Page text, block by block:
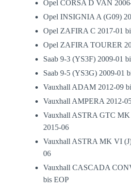
Opel CORSA D VAN
Opel INSIGNIA A (G09)
Opel ZAFIRA C 2017-01
Opel ZAFIRA TOURER
Saab 9-3 (YS3F) 2009-01
Saab 9-5 (YS3G) 2009-01
Vauxhall ADAM 2012-09
Vauxhall AMPERA 2012-
Vauxhall ASTRA GTC MK
2015-06
Vauxhall ASTRA MK VI
06
Vauxhall CASCADA
bis EOP